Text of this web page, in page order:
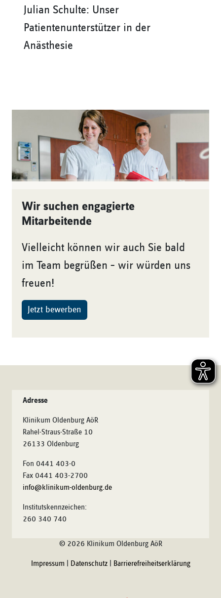
Julian Schulte: Unser
Patientenunterstützer in der
Anästhesie
Wir suchen engagierte
Mitarbeitende
Vielleicht können wir auch Sie bald
im Team begrüßen – wir würden uns
freuen!
Jetzt bewerben
Adresse
Klinikum Oldenburg AöR
Rahel-Straus-Straße 10
26133 Oldenburg
Fon 0441 403-0
Fax 0441 403-2700
info@klinikum-oldenburg.de
Institutskennzeichen:
260 340 740
© 2026 Klinikum Oldenburg AöR
Impressum Datenschutz| Barrierefreiheitserklärung